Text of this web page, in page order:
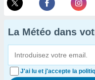
La Météo dans
J'ai lu et j'accepte la